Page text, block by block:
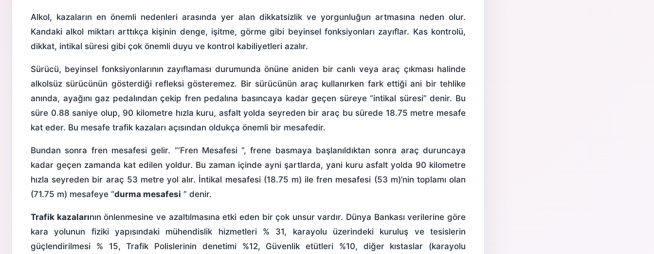
Alkol, kazaların en önemli nedenleri arasında yer alan dikkatsizlik ve yorgunluğun artmasına neden olur.
Kandaki alkol miktarı arttıkça kişinin denge, işitme, görme gibi beyinsel fonksiyonları zayıflar. Kas kontrolü,
dikkat, intikal süresi gibi çok önemli duyu ve kontrol kabiliyetleri azalır.
Sürücü, beyinsel fonksiyonlarının zayıflaması durumunda önüne aniden bir canlı veya araç çıkması halinde
alkolsüz sürücünün gösterdiği refleksi gösteremez. Bir sürücünün araç kullanırken fark ettiği ani bir tehlike
anında, ayağını gaz pedalından çekip fren pedalına basıncaya kadar geçen süreye “intikal süresi” denir. Bu
süre 0.88 saniye olup, 90 kilometre hızla kuru, asfalt yolda seyreden bir araç bu sürede 18.75 metre mesafe
kat eder. Bu mesafe trafik kazaları açısından oldukça önemli bir mesafedir.
Bundan sonra fren mesafesi gelir. “‘Fren Mesafesi “, frene basmaya başlanıldıktan sonra araç duruncaya
kadar geçen zamanda kat edilen yoldur. Bu zaman içinde ayni şartlarda, yani kuru asfalt yolda 90 kilometre
hızla seyreden bir araç 53 metre yol alır. İntikal mesafesi (18.75 m) ile fren mesafesi (53 m)’nin toplamı olan
(71.75 m) mesafeye “durma mesafesi ” denir.
Trafik kazalarının önlenmesine ve azaltılmasına etki eden bir çok unsur vardır. Dünya Bankası verilerine göre
kara yolunun fiziki yapısındaki mühendislik hizmetleri % 31, karayolu üzerindeki kuruluş ve tesislerin
güçlendirilmesi % 15, Trafik Polislerinin denetimi %12, Güvenlik etütleri %10, diğer kıstaslar (karayolu